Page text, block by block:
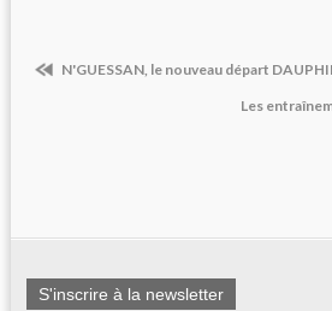
N'GUESSAN, le nouveau départ
Les
S'inscrire à la newsletter